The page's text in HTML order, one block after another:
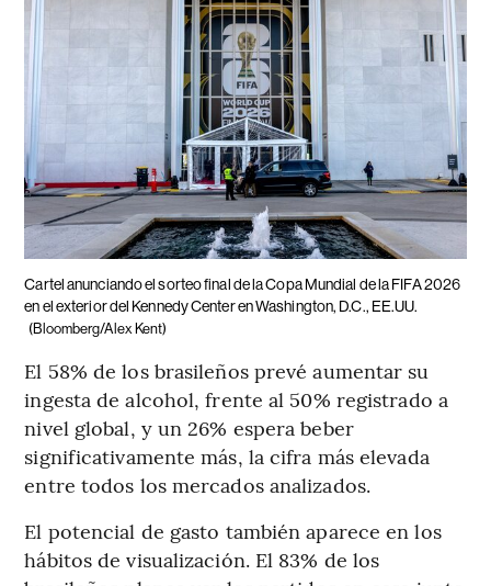
Cartel anunciando el sorteo final de la Copa Mundial de la FIFA 2026
en el exterior del Kennedy Center en Washington, D.C., EE.UU.
(Bloomberg/Alex Kent)
El 58% de los brasileños prevé aumentar su
ingesta de alcohol, frente al 50% registrado a
nivel global, y un 26% espera beber
significativamente más, la cifra más elevada
entre todos los mercados analizados.
El potencial de gasto también aparece en los
hábitos de visualización. El 83% de los